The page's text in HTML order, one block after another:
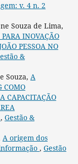
v. 4 n. 2
Souza de Lima,
INOVAÇÃO
PESSOA NO
&
Souza, A
COMO
CAPACITAÇÃO
, Gestão &
A origem dos
, Gestão